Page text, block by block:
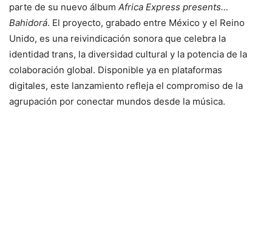
parte de su nuevo álbum Africa Express presents…
Bahidorá. El proyecto, grabado entre México y el Reino
Unido, es una reivindicación sonora que celebra la
identidad trans, la diversidad cultural y la potencia de la
colaboración global. Disponible ya en plataformas
digitales, este lanzamiento refleja el compromiso de la
agrupación por conectar mundos desde la música.